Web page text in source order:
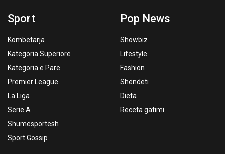
Sport
Kombëtarja
Kategoria Superiore
Kategoria e Parë
Premier League
La Liga
Serie A
Shumësportësh
Sport Gossip
Pop News
Showbiz
Lifestyle
Fashion
Shëndeti
Dieta
Receta gatimi